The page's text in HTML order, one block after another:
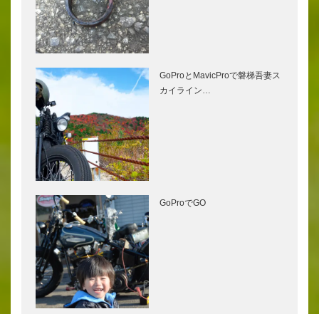
GoProとMavicProで磐梯吾妻ス
カイライン…
GoProでGO